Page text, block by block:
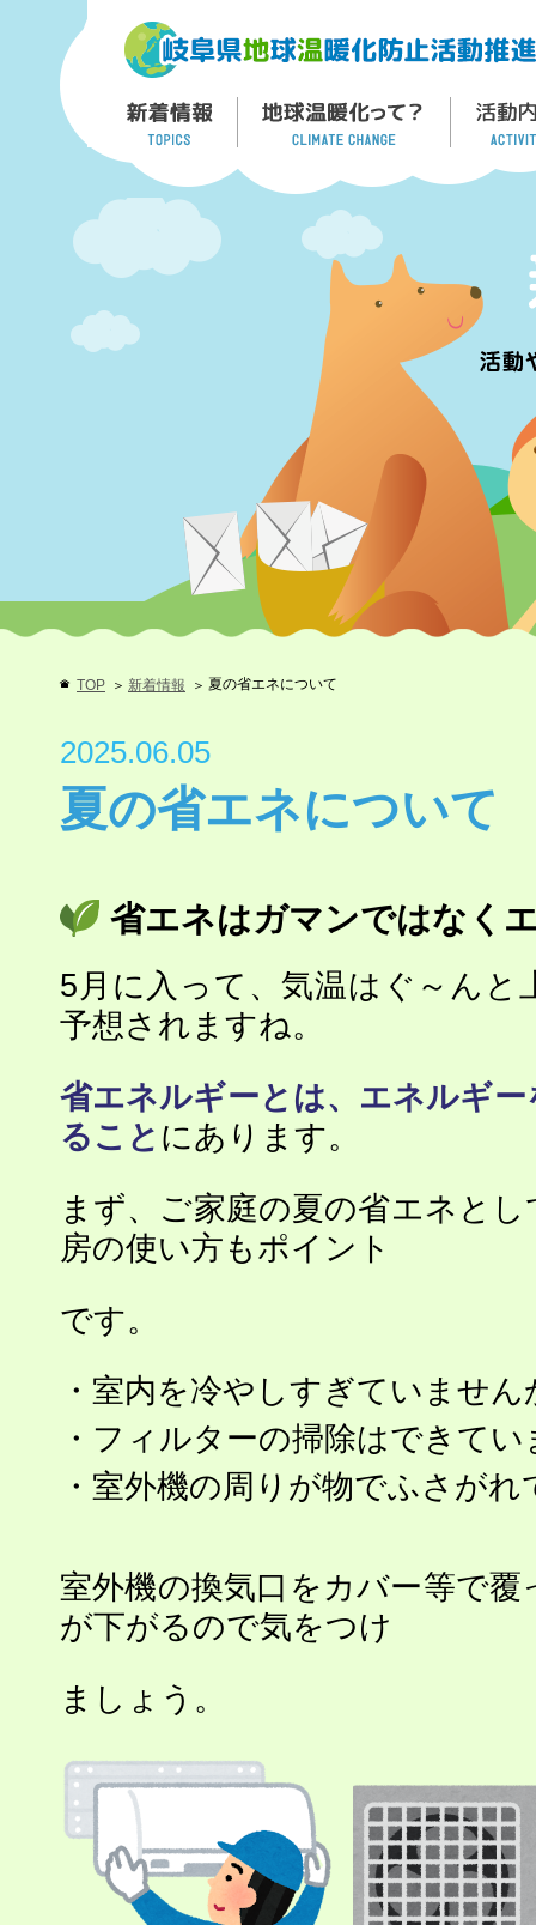
TOP 新着情報 夏の省エネについて
2025.06.05
夏の省エネについて
省エネはガマンではなく
5月に入って、気温はぐ～んと
予想されますね。
省エネルギーとは、エネルギ
ること にあります。
まず、ご家庭の夏の省エネと
房の使い方もポイント
です。
・室内を冷やしすぎていません
・フィルターの掃除はできて
・室外機の周りが物でふさが
室外機の換気口をカバー等で
が下がるので気をつけ
ましょう。